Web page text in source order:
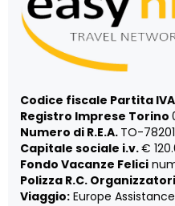
Codice fiscale Partita IVA
Registro Imprese Torino
Numero di R.E.A. TO-
Capitale sociale i.v.€
Fondo Vacanze Felici
Polizza R.C.
Viaggio: Europe